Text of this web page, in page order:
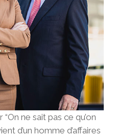
ne sait pas ce qu’on
d’un homme d’affaires